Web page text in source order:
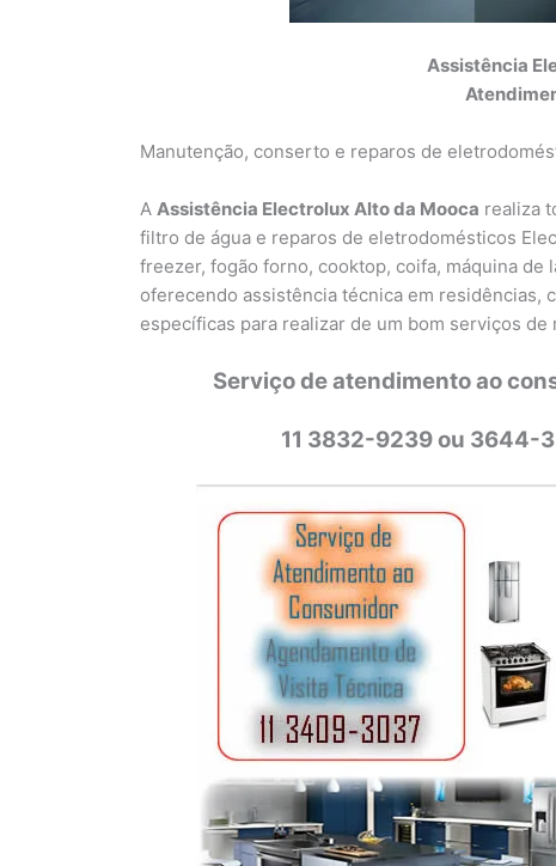
Assistência
Manutenção, conserto e reparos de
A Assistência Electrolux Alto da Mooca realiza
filtro de água e reparos de eletrodomésticos
freezer, fogão forno, cooktop, coifa, máquina de
oferecendo assistência técnica em residências,
específicas para realizar de um bom serviços
Serviço de atendimento ao
11 3832-9239 ou 3644-